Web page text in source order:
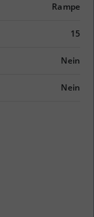
Rampe
15
Nein
Nein